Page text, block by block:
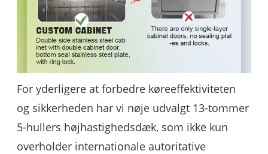
For yderligere at forbedre køreeffektiviteten
og sikkerheden har vi nøje udvalgt 13-tommer
5-hullers højhastighedsdæk, som ikke kun
overholder internationale autoritative